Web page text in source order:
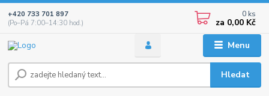
Menu
Hledat
+420 733 701 897
(Po–Pá 7:00–14:30 hod.)
0 ks
za 0,00 Kč